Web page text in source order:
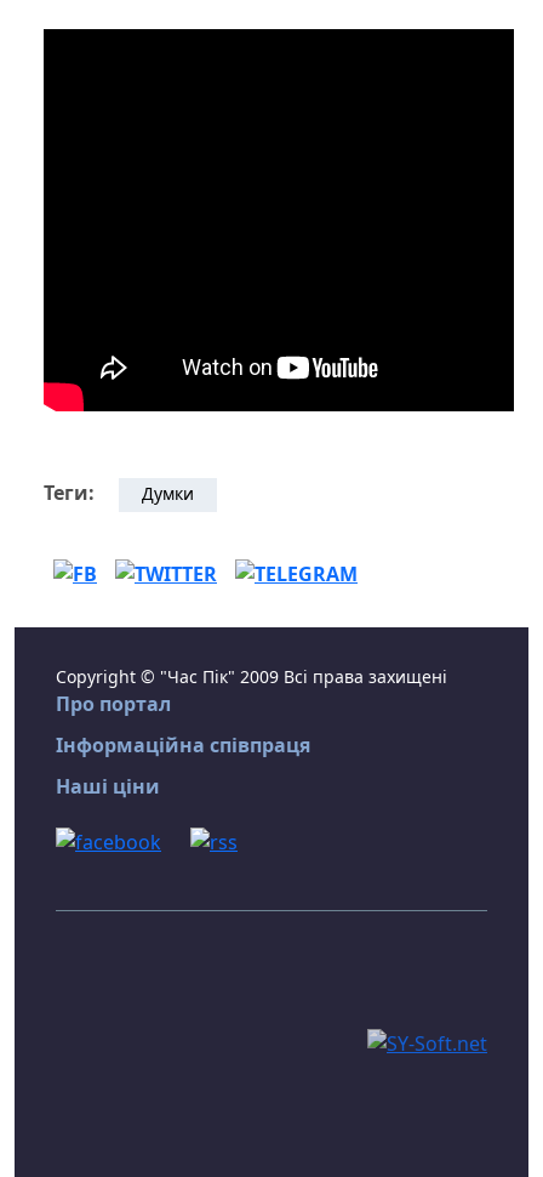
Теги: Думки
Copyright © "Час Пік" 2009 Всі права захищені
Про портал
Інформаційна співпраця
Наші ціни